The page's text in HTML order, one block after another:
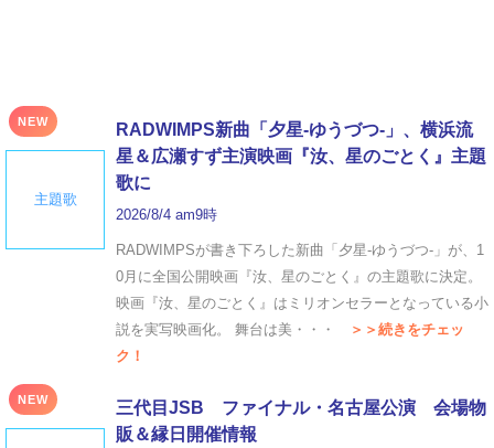
NEW
主題歌
RADWIMPS新曲「夕星-ゆうづつ-」、横浜流
星＆広瀬すず主演映画『汝、星のごとく』主題
歌に
2026/8/4 am9時
RADWIMPSが書き下ろした新曲「夕星-ゆうづつ-」が、1
0月に全国公開映画『汝、星のごとく』の主題歌に決定。
映画『汝、星のごとく』はミリオンセラーとなっている小
説を実写映画化。 舞台は美・・・
＞＞続きをチェッ
ク！
NEW
三代目JSB ファイナル・名古屋公演 会場物
販＆縁日開催情報